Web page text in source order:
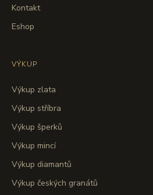
Kontakt
Eshop
VÝKUP
Výkup zlata
Výkup stříbra
Výkup šperků
Výkup mincí
Výkup diamantů
Výkup českých granátů